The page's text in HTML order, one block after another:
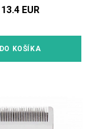
13.4 EUR
DO KOŠÍKA